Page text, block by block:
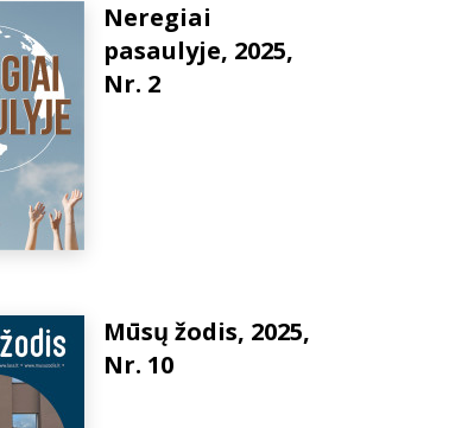
Neregiai
pasaulyje, 2025,
Nr. 2
Mūsų žodis, 2025,
Nr. 10